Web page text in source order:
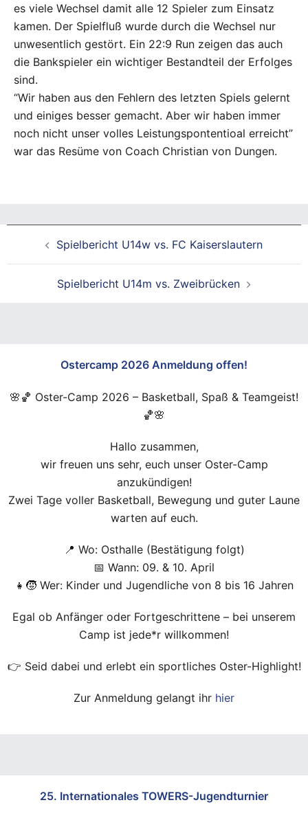
es viele Wechsel damit alle 12 Spieler zum Einsatz
kamen. Der Spielfluß wurde durch die Wechsel nur
unwesentlich gestört. Ein 22:9 Run zeigen das auch
die Bankspieler ein wichtiger Bestandteil der Erfolges
sind.
“Wir haben aus den Fehlern des letzten Spiels gelernt
und einiges besser gemacht. Aber wir haben immer
noch nicht unser volles Leistungspontentioal erreicht”
war das Resüme von Coach Christian von Dungen.
Spielbericht U14w vs. FC Kaiserslautern
Spielbericht U14m vs. Zweibrücken
Ostercamp 2026 Anmeldung offen!
🌸🏀 Oster-Camp 2026 – Basketball, Spaß & Teamgeist!
🏀🌸
Hallo zusammen,
wir freuen uns sehr, euch unser Oster-Camp
anzukündigen!
Zwei Tage voller Basketball, Bewegung und guter Laune
warten auf euch.
📍 Wo: Osthalle (Bestätigung folgt)
📅 Wann: 09. & 10. April
👧🧒 Wer: Kinder und Jugendliche von 8 bis 16 Jahren
Egal ob Anfänger oder Fortgeschrittene – bei unserem
Camp ist jede*r willkommen!
👉 Seid dabei und erlebt ein sportliches Oster-Highlight!
Zur Anmeldung gelangt ihr hier
25. Internationales TOWERS-Jugendturnier